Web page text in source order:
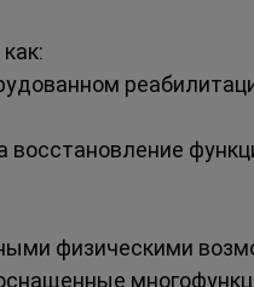
восстановление
физическими